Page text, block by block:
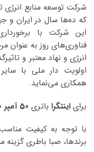
شرکت توسعه منابع
که ده‌ها سال در ایران و
این شرکت با
فناوری‌های روز به عنوان
انرژی و نهاد معتبر و
اولویت دار ملی با
همکاری می‌نماید.
برای اینتگرا باتری
با توجه به کیفیت
برندها، صبا باطری